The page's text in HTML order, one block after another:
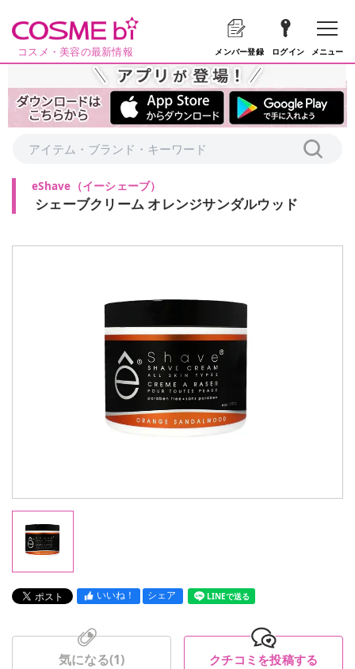
コスメ・美容の最新情報 メンバー登録 ログイン メニュー
eShave （イーシェーブ）
シェーブクリーム オレンジサンダルウッド
いいね！ シェア LINEで送る
気になる(1) クチコミを投稿する